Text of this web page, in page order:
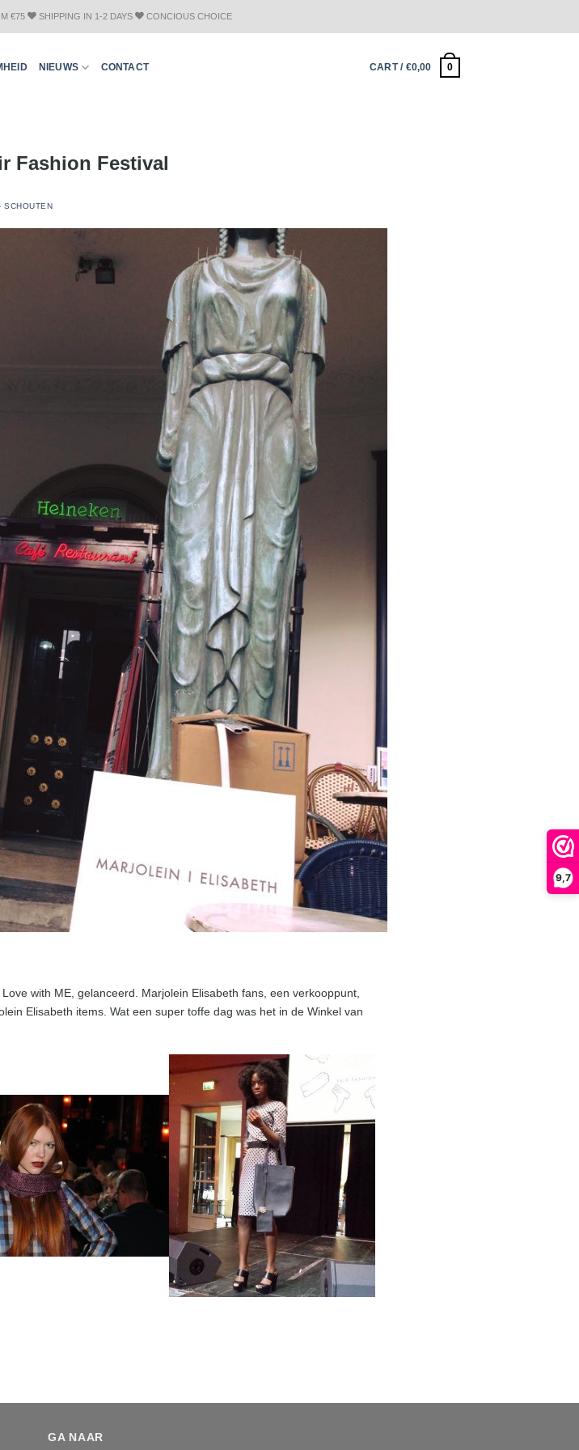
9,7
€75 SHIPPING IN 1-2 DAYS CONCIOUS CHOICE
NIEUWS CONTACT CART / €0,00 0
Fashion Festival
SCHOUTEN
with ME, gelanceerd. Marjolein Elisabeth fans, een verkooppunt,
Elisabeth items. Wat een super toffe dag was het in de Winkel van
GA NAAR